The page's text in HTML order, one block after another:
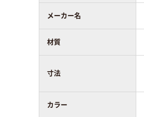
メーカー名
材質
寸法
カラー